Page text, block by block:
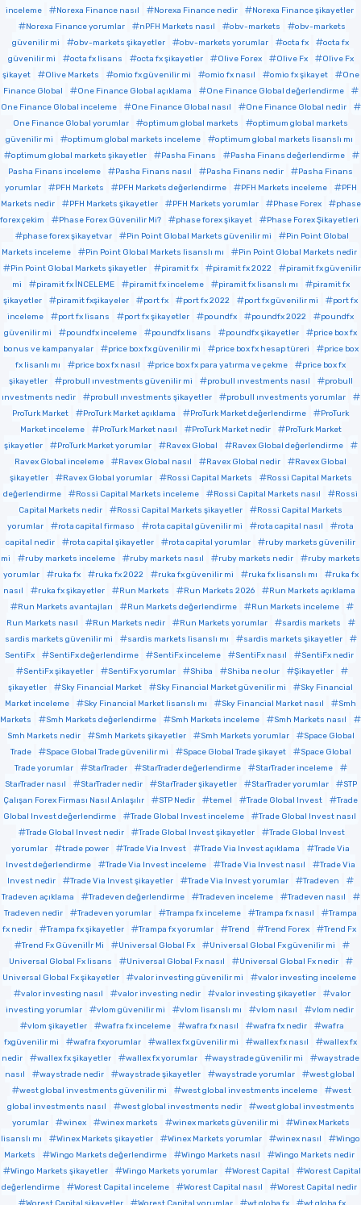
inceleme
Norexa Finance nasıl Norexa Finance nedir
Norexa Finance şikayetler
Norexa Finance yorumlar
nPFH Markets nasıl obv-markets
obv-markets
güvenilir mi
obv-markets şikayetler obv-markets yorumlar octa fx
octa fx
güvenilir mi
octa fx lisans octa fx şikayetler Olive Forex Olive Fx
Olive Fx
şikayet
Olive Markets omio fx güvenilir mi omio fx nasıl omio fx şikayet
One
Finance Global
One Finance Global açıklama
One Finance Global değerlendirme
One Finance Global inceleme
One Finance Global nasıl
One Finance Global nedir
One Finance Global yorumlar
optimum global markets
optimum global markets
güvenilir mi
optimum global markets inceleme
optimum global markets lisanslı mı
optimum global markets şikayetler
Pasha Finans
Pasha Finans değerlendirme
Pasha Finans inceleme
Pasha Finans nasıl Pasha Finans nedir
Pasha Finans
yorumlar
PFH Markets PFH Markets değerlendirme PFH Markets inceleme
PFH
Markets nedir
PFH Markets şikayetler PFH Markets yorumlar Phase Forex
phase
forex çekim
Phase Forex Güvenilir Mi? phase forex şikayet
Phase Forex Şikayetleri
phase forex şikayetvar
Pin Point Global Markets güvenilir mi
Pin Point Global
Markets inceleme
Pin Point Global Markets lisanslı mı
Pin Point Global Markets nedir
Pin Point Global Markets şikayetler
piramit fx piramit fx 2022
piramit fx güvenilir
mi
piramit fx İNCELEME piramit fx inceleme piramit fx lisanslı mı
piramit fx
şikayetler
piramit fxşikayeler port fx port fx 2022 port fx güvenilir mi
port fx
inceleme
port fx lisans port fx şikayetler poundfx poundfx 2022
poundfx
güvenilir mi
poundfx inceleme poundfx lisans poundfx şikayetler
price box fx
bonus ve kampanyalar
price box fx güvenilir mi price box fx hesap türeri
price box
fx lisanlı mı
price box fx nasıl price box fx para yatırma ve çekme
price box fx
şikayetler
probull ınvestments güvenilir mi probull ınvestments nasıl
probull
ınvestments nedir
probull ınvestments şikayetler
probull ınvestments yorumlar
ProTurk Market
ProTurk Market açıklama ProTurk Market değerlendirme
ProTurk
Market inceleme
ProTurk Market nasıl ProTurk Market nedir
ProTurk Market
şikayetler
ProTurk Market yorumlar Ravex Global
Ravex Global değerlendirme
Ravex Global inceleme
Ravex Global nasıl Ravex Global nedir
Ravex Global
şikayetler
Ravex Global yorumlar Rossi Capital Markets
Rossi Capital Markets
değerlendirme
Rossi Capital Markets inceleme Rossi Capital Markets nasıl
Rossi
Capital Markets nedir
Rossi Capital Markets şikayetler
Rossi Capital Markets
yorumlar
rota capital firmaso rota capital güvenilir mi rota capital nasıl
rota
capital nedir
rota capital şikayetler rota capital yorumlar
ruby markets güvenilir
mi
ruby markets inceleme ruby markets nasıl ruby markets nedir
ruby markets
yorumlar
ruka fx ruka fx 2022 ruka fx güvenilir mi ruka fx lisanslı mı
ruka fx
nasıl
ruka fx şikayetler Run Markets Run Markets 2026
Run Markets açıklama
Run Markets avantajları
Run Markets değerlendirme
Run Markets inceleme
Run Markets nasıl
Run Markets nedir Run Markets yorumlar
sardis markets
sardis markets güvenilir mi
sardis markets lisanslı mı
sardis markets şikayetler
SentiFx
SentiFx değerlendirme SentiFx inceleme SentiFx nasıl
SentiFx nedir
SentiFx şikayetler
SentiFx yorumlar Shiba Shiba ne olur
Şikayetler
şikayetler
Sky Financial Market Sky Financial Market güvenilir mi
Sky Financial
Market inceleme
Sky Financial Market lisanslı mı Sky Financial Market nasıl
Smh
Markets
Smh Markets değerlendirme Smh Markets inceleme
Smh Markets nasıl
Smh Markets nedir
Smh Markets şikayetler Smh Markets yorumlar
Space Global
Trade
Space Global Trade güvenilir mi Space Global Trade şikayet
Space Global
Trade yorumlar
StarTrader StarTrader değerlendirme
StarTrader inceleme
StarTrader nasıl
StarTrader nedir StarTrader şikayetler StarTrader yorumlar
STP
Çalışan Forex Firması Nasıl Anlaşılır
STP Nedir temel Trade Global Invest
Trade
Global Invest değerlendirme
Trade Global Invest inceleme
Trade Global Invest nasıl
Trade Global Invest nedir
Trade Global Invest şikayetler
Trade Global Invest
yorumlar
trade power Trade Via Invest Trade Via Invest açıklama
Trade Via
Invest değerlendirme
Trade Via Invest inceleme Trade Via Invest nasıl
Trade Via
Invest nedir
Trade Via Invest şikayetler Trade Via Invest yorumlar
Tradeven
Tradeven açıklama
Tradeven değerlendirme Tradeven inceleme
Tradeven nasıl
Tradeven nedir
Tradeven yorumlar Trampa fx inceleme Trampa fx nasıl
Trampa
fx nedir
Trampa fx şikayetler Trampa fx yorumlar Trend Trend Forex
Trend Fx
Trend Fx Güvenilİr Mi
Universal Global Fx
Universal Global Fx güvenilir mi
Universal Global Fx lisans
Universal Global Fx nasıl
Universal Global Fx nedir
Universal Global Fx şikayetler
valor investing güvenilir mi
valor investing inceleme
valor investing nasıl
valor investing nedir valor investing şikayetler
valor
investing yorumlar
vlom güvenilir mi vlom lisanslı mı vlom nasıl
vlom nedir
vlom şikayetler
wafra fx inceleme wafra fx nasıl wafra fx nedir
wafra
fxgüvenilir mi
wafra fxyorumlar wallex fx güvenilir mi wallex fx nasıl
wallex fx
nedir
wallex fx şikayetler wallex fx yorumlar waystrade güvenilir mi
waystrade
nasıl
waystrade nedir waystrade şikayetler waystrade yorumlar
west global
west global investments güvenilir mi
west global investments inceleme
west
global investments nasıl
west global investments nedir
west global investments
yorumlar
winex winex markets winex markets güvenilir mi
Winex Markets
lisanslı mı
Winex Markets şikayetler Winex Markets yorumlar winex nasıl
Wingo
Markets
Wingo Markets değerlendirme Wingo Markets nasıl
Wingo Markets nedir
Wingo Markets şikayetler
Wingo Markets yorumlar Worest Capital
Worest Capital
değerlendirme
Worest Capital inceleme Worest Capital nasıl
Worest Capital nedir